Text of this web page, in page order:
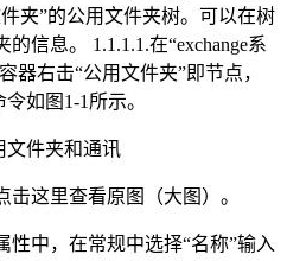
夹”的公用文件夹树。可以在树
信息。 1.1.1.1.在“exchange系
器右击“公用文件夹”即节点，
如图1-1所示。
里查看原图（大图）。
中，在常规中选择“名称”输入